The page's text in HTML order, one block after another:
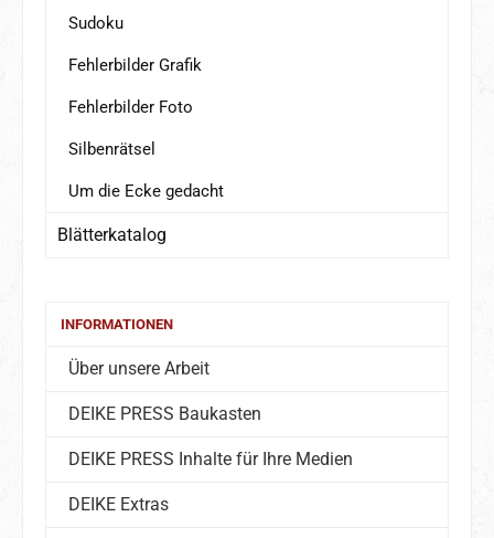
Sudoku
Fehlerbilder Grafik
Fehlerbilder Foto
Silbenrätsel
Um die Ecke gedacht
Blätterkatalog
INFORMATIONEN
Über unsere Arbeit
DEIKE PRESS Baukasten
DEIKE PRESS Inhalte für Ihre Medien
DEIKE Extras